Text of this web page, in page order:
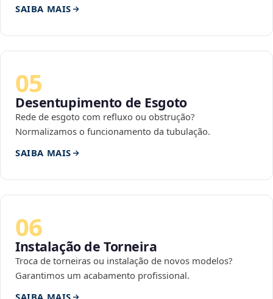
SAIBA MAIS
05
Desentupimento de Esgoto
Rede de esgoto com refluxo ou obstrução?
Normalizamos o funcionamento da tubulação.
SAIBA MAIS
06
Instalação de Torneira
Troca de torneiras ou instalação de novos modelos?
Garantimos um acabamento profissional.